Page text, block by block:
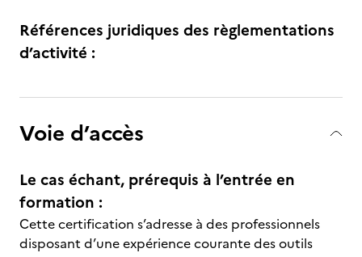
Références juridiques des règlementations
d’activité :
Voie d’accès
Le cas échant, prérequis à l’entrée en
formation :
Cette certification s’adresse à des professionnels
disposant d’une expérience courante des outils